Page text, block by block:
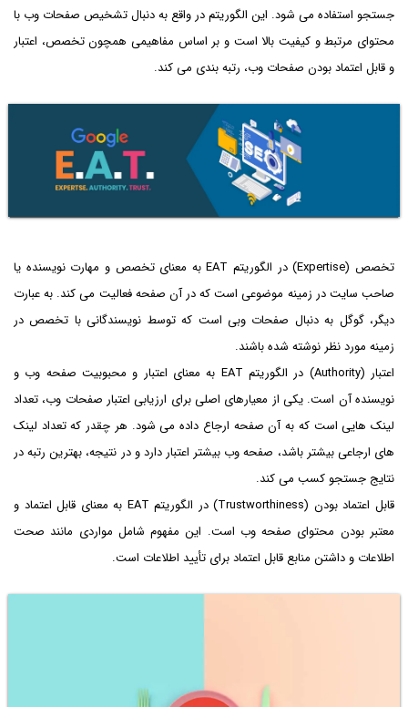
جستجو استفاده می شود. این الگوریتم در واقع به دنبال تشخیص صفحات وب با
محتوای مرتبط و کیفیت بالا است و بر اساس مفاهیمی همچون تخصص، اعتبار
و قابل اعتماد بودن صفحات وب، رتبه بندی می کند.
تخصص (Expertise) در الگوریتم EAT به معنای تخصص و مهارت نویسنده یا
صاحب سایت در زمینه موضوعی است که در آن صفحه فعالیت می کند. به عبارت
دیگر، گوگل به دنبال صفحات وبی است که توسط نویسندگانی با تخصص در
زمینه مورد نظر نوشته شده باشند.
اعتبار (Authority) در الگوریتم EAT به معنای اعتبار و محبوبیت صفحه وب و
نویسنده آن است. یکی از معیارهای اصلی برای ارزیابی اعتبار صفحات وب، تعداد
لینک هایی است که به آن صفحه ارجاع داده می شود. هر چقدر که تعداد لینک
های ارجاعی بیشتر باشد، صفحه وب بیشتر اعتبار دارد و در نتیجه، بهترین رتبه در
نتایج جستجو کسب می کند.
قابل اعتماد بودن (Trustworthiness) در الگوریتم EAT به معنای قابل اعتماد و
معتبر بودن محتوای صفحه وب است. این مفهوم شامل مواردی مانند صحت
اطلاعات و داشتن منابع قابل اعتماد برای تأیید اطلاعات است.